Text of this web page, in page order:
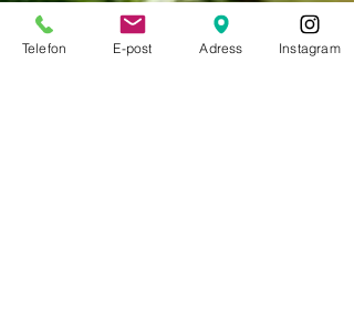
Telefon E-post Adress Instagram